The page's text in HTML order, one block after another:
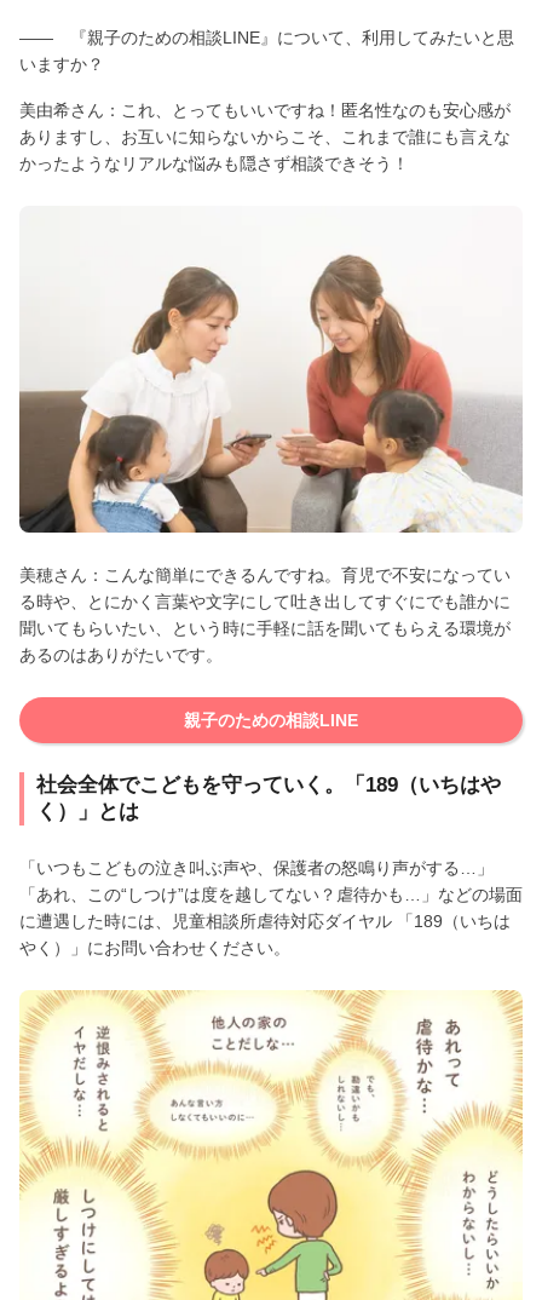
―― 『親子のための相談LINE』について、利用してみたいと思
いますか？
美由希さん：これ、とってもいいですね！匿名性なのも安心感が
ありますし、お互いに知らないからこそ、これまで誰にも言えな
かったようなリアルな悩みも隠さず相談できそう！
美穂さん：こんな簡単にできるんですね。育児で不安になってい
る時や、とにかく言葉や文字にして吐き出してすぐにでも誰かに
聞いてもらいたい、という時に手軽に話を聞いてもらえる環境が
あるのはありがたいです。
親子のための相談LINE
社会全体でこどもを守っていく。「189（いちはや
く）」とは
「いつもこどもの泣き叫ぶ声や、保護者の怒鳴り声がする…」
「あれ、この“しつけ”は度を越してない？虐待かも…」などの場面
に遭遇した時には、児童相談所虐待対応ダイヤル 「189（いちは
やく）」にお問い合わせください。